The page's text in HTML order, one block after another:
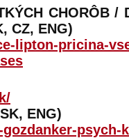
CHORÔB /
CZ, ENG)
lipton-pricina-
ENG)
psych-